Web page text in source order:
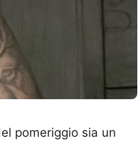
pomeriggio sia un